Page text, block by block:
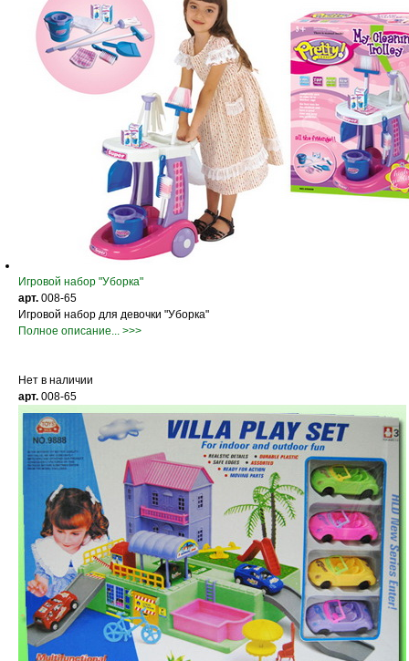
Игровой набор "Уборка"
арт. 008-65
Игровой набор для девочки "Уборка"
Полное описание... >>>
Нет в наличии
арт. 008-65